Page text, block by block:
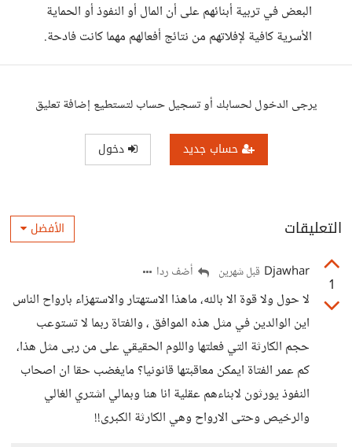
البعض في تربية أبنائهم على أن المال أو النفوذ أو الحماية
الأسرية كافية لإفلاتهم من نتائج أفعالهم مهما كانت فادحة.
يرجى الدخول لحسابك أو تسجيل حساب لتستطيع إضافة تعليق
حساب جديد دخول
التعليقات الأفضل
1
Djawhar قبل شهرين أضف ردا
لا حول ولا قوة الا بالله، ماهذا الاستهتار والاستهزاء بارواح الناس
اين الوالدين في مثل هذه الموافق ، والفتاة ربما لا تستوعب
حجم الكارثة التي فعلتها واللوم الحقيقي على من ربى مثل هذا،
كم عمر الفتاة ايمكن معاقبتها قانونيا؟ مايغضب حقا ان اصحاب
النفوذ يورثون لابناءهم عقلية انا هنا وبمالي اشتري الغالي
والرخيص وحتى الارواح وهي الكارثة الكبرى!!